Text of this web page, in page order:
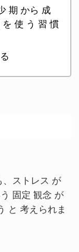
期 から 成
を 使 う 習 慣
、ストレス が
固定 観念 が
と 考えられま